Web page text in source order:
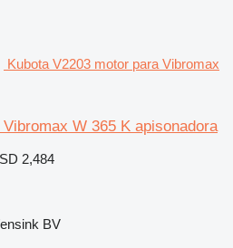
Kubota V2203 motor para Vibromax
W 365 K apisonadora
2,484
BV